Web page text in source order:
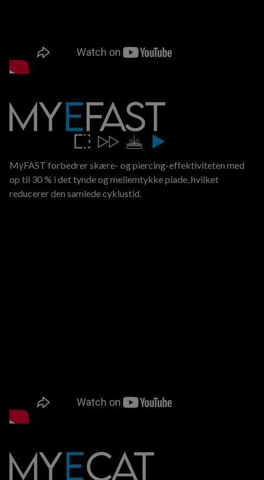
MyFAST forbedrer skære- og piercing-effektiviteten med
op til 30 % i det tynde og mellemtykke plade, hvilket
reducerer den samlede cyklustid.